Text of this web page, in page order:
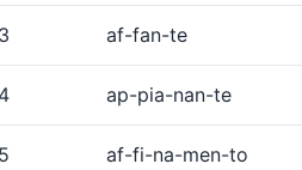
3 af-fan-te
4 ap-pia-nan-te
5 af-fi-na-men-to